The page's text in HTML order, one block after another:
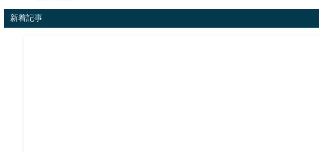
新着記事